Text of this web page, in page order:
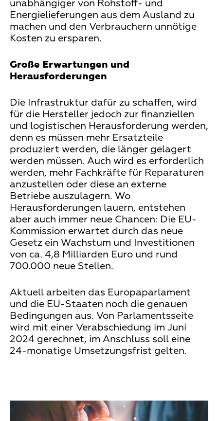
unabhängiger von Rohstoff- und
Energielieferungen aus dem Ausland zu
machen und den Verbrauchern unnötige
Kosten zu ersparen.
Große Erwartungen und
Herausforderungen
Die Infrastruktur dafür zu schaffen, wird
für die Hersteller jedoch zur finanziellen
und logistischen Herausforderung werden,
denn es müssen mehr Ersatzteile
produziert werden, die länger gelagert
werden müssen. Auch wird es erforderlich
werden, mehr Fachkräfte für Reparaturen
anzustellen oder diese an externe
Betriebe auszulagern. Wo
Herausforderungen lauern, entstehen
aber auch immer neue Chancen: Die EU-
Kommission erwartet durch das neue
Gesetz ein Wachstum und Investitionen
von ca. 4,8 Milliarden Euro und rund
700.000 neue Stellen.
Aktuell arbeiten das Europaparlament
und die EU-Staaten noch die genauen
Bedingungen aus. Von Parlamentsseite
wird mit einer Verabschiedung im Juni
2024 gerechnet, im Anschluss soll eine
24-monatige Umsetzungsfrist gelten.